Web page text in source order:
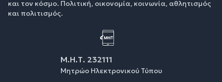
και τον κόσμο. Πολιτική, οικονομία, κοινωνία, αθλητισμός
και πολιτισμός.
Μ.Η.Τ. 232111
Μητρώο Ηλεκτρονικού Τύπου